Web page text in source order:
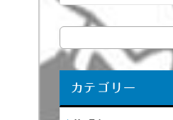
カテゴリー